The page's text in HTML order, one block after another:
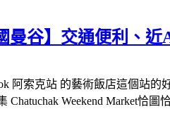
曼谷】交通便利、
阿索克站 的藝術飯店這個站
Weekend Market恰圖